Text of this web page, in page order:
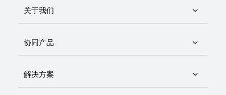
关于我们
协同产品
解决方案